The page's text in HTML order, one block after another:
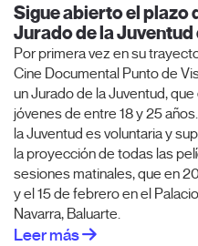
Sigue abierto el plazo
Jurado de la Juventud
Por primera vez en su
Cine Documental Punto de
un Jurado de la Juventud,
jóvenes de entre 18 y 25
la Juventud es voluntaria y
la proyección de todas las
sesiones matinales, que en
y el 15 de febrero en el
Navarra, Baluarte.
Leer más